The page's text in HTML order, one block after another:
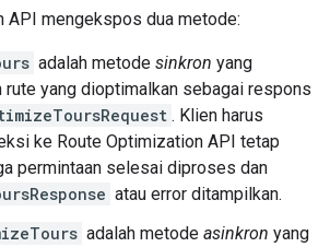
API mengekspos dua metode:
adalah metode sinkron yang
rute yang dioptimalkan sebagai respons
. Klien harus
ke Route Optimization API tetap
permintaan selesai diproses dan
atau error ditampilkan.
adalah metode asinkron yang